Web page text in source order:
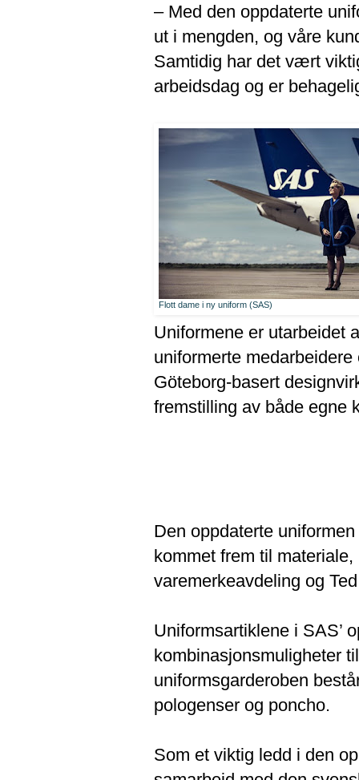
– Med den oppdaterte
ut i mengden, og våre
Samtidig har det vært
arbeidsdag og er
Flott dame i ny uniform (SAS)
Uniformene er utarbeidet
uniformerte
Göteborg-basert
fremstilling av både egne
Den oppdaterte
kommet frem til
varemerkeavdeling og
Uniformsartiklene i SAS’
kombinasjonsmuligheter
uniformsgarderoben
pologenser og poncho.
Som et viktig ledd i den